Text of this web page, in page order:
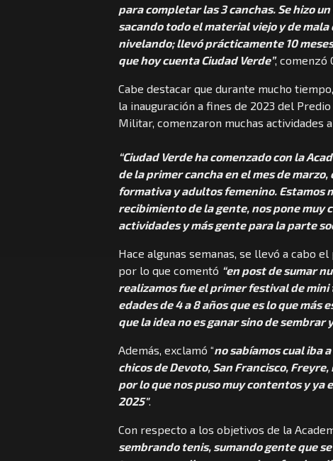
para completar las 3 canchas. Se hizo
sacando todo el material viejo y de
nivelando; llevó prácticamente 10
que hoy cuenta Ciudad Verde”, comenzó
Cabe destacar que durante mucho
la inauguración a fines de 2023 del
Militar, comenzaron muchas actividades
“Ciudad Verde ha comenzado con la
de la primer cancha en el mes de
formativa y adultos femenino. Estamos
recibimiento de la gente, nos pone muy
actividades y más gente para la parte
Hace algunas semanas, se llevó a cabo
por lo que comentó “en post de sumar
realizamos fue el primer festival de
edades de 4 a 8 años que es lo que
que la idea no es ganar sino de sembrar
Además, exclamó “no sabíamos cual iba
chicos de Devoto, San Francisco,
por lo que nos puso muy contentos y ya
2025″.
Con respecto a los objetivos de la
sembrando tenis, sumando gente que